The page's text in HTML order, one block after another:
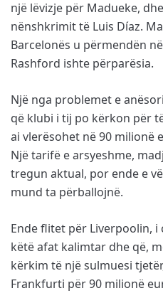
një lëvizje për Madueke,
nënshkrimit të Luis Díaz.
Barcelonës u përmendën
Rashford ishte përparësia.
Një nga problemet e
që klubi i tij po kërkon për
ai vlerësohet në 90 milionë
Një tarifë e arsyeshme,
tregun aktual, por ende e
mund ta përballojnë.
Ende flitet për Liverpoolin,
këtë afat kalimtar dhe që,
kërkim të një sulmuesi
Frankfurti për 90 milionë